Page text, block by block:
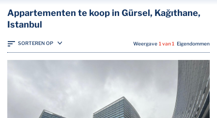
Appartementen te koop in Gürsel, Kağıthane,
Istanbul
SORTEREN OP Weergave 1 van 1 Eigendommen